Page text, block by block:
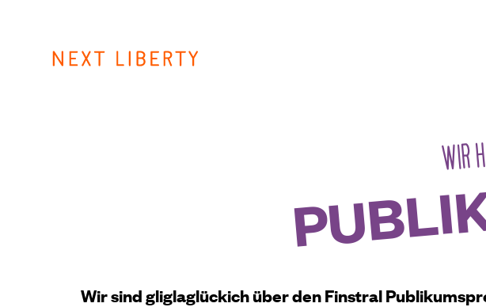
content
WIR
Wir sind gliglaglückich über den Finstral